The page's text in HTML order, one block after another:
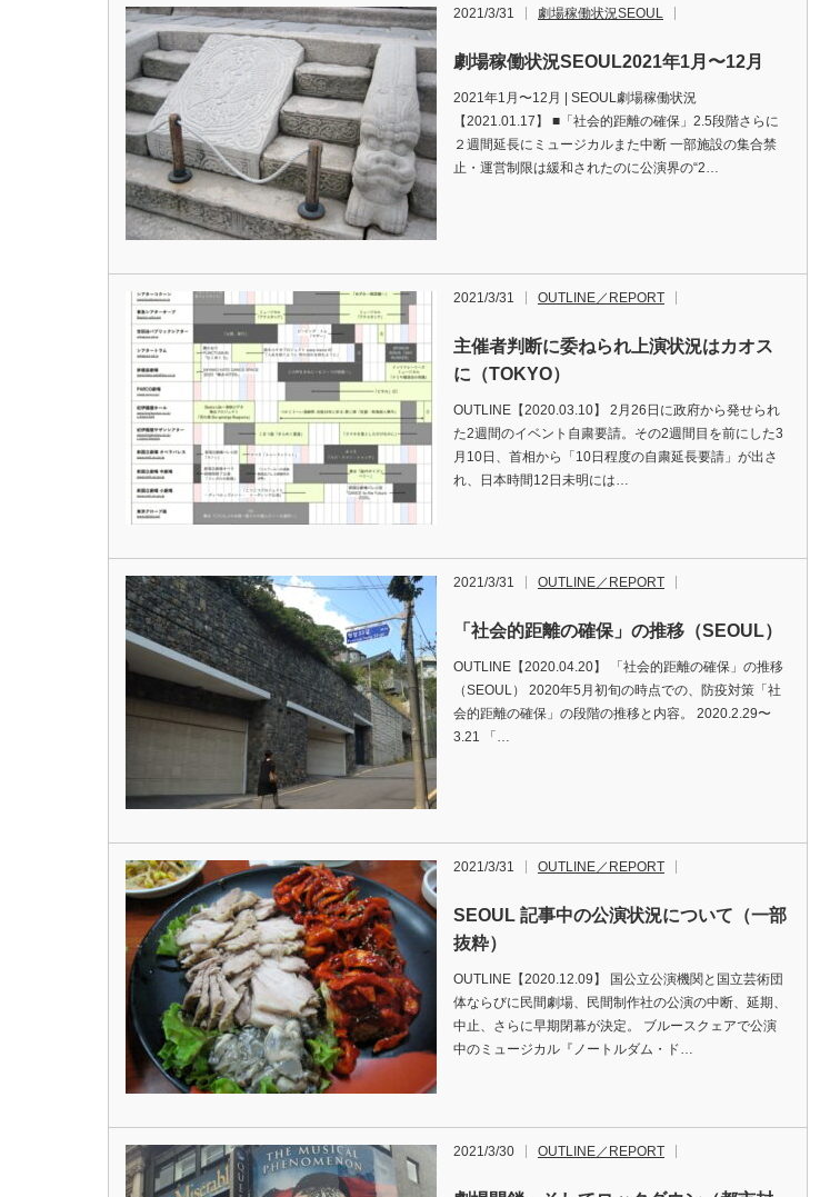
2021/3/31 劇場稼働状況SEOUL
劇場稼働状況SEOUL2021年1月〜12月
2021年1月〜12月 | SEOUL劇場稼働状況
【2021.01.17】 ■「社会的距離の確保」2.5段階さらに
２週間延長にミュージカルまた中断 一部施設の集合禁
止・運営制限は緩和されたのに公演界の“2…
2021/3/31 OUTLINE／REPORT
主催者判断に委ねられ上演状況はカオス
に（TOKYO）
OUTLINE【2020.03.10】 2月26日に政府から発せられ
た2週間のイベント自粛要請。その2週間目を前にした3
月10日、首相から「10日程度の自粛延長要請」が出さ
れ、日本時間12日未明には…
2021/3/31 OUTLINE／REPORT
「社会的距離の確保」の推移（SEOUL）
OUTLINE【2020.04.20】 「社会的距離の確保」の推移
（SEOUL） 2020年5月初旬の時点での、防疫対策「社
会的距離の確保」の段階の推移と内容。 2020.2.29〜
3.21 「…
2021/3/31 OUTLINE／REPORT
SEOUL 記事中の公演状況について（一部
抜粋）
OUTLINE【2020.12.09】 国公立公演機関と国立芸術団
体ならびに民間劇場、民間制作社の公演の中断、延期、
中止、さらに早期閉幕が決定。 ブルースクェアで公演
中のミュージカル『ノートルダム・ド…
2021/3/30 OUTLINE／REPORT